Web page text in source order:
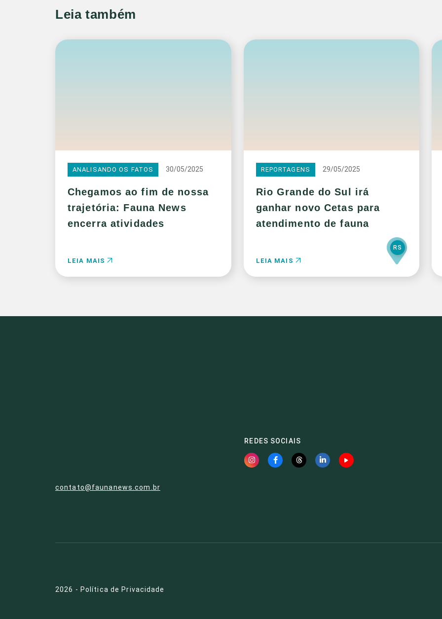
Leia também
ANALISANDO OS FATOS 30/05/2025
Chegamos ao fim de nossa
trajetória: Fauna News
encerra atividades
LEIA MAIS
REPORTAGENS 29/05/2025
Rio Grande do Sul irá
ganhar novo Cetas para
atendimento de fauna
LEIA MAIS
RS
contato@faunanews.com.br
REDES SOCIAIS
2026 - Política de Privacidade